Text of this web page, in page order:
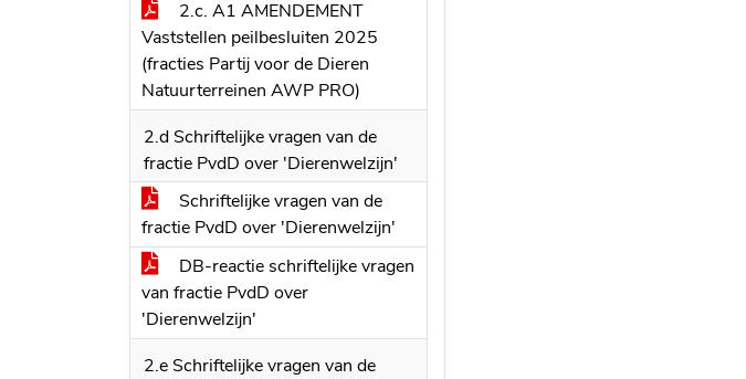
2.c. A1 AMENDEMENT
Vaststellen peilbesluiten 2025
(fracties Partij voor de Dieren
Natuurterreinen AWP PRO)
2.d Schriftelijke vragen van de
fractie PvdD over 'Dierenwelzijn'
Schriftelijke vragen van de
fractie PvdD over 'Dierenwelzijn'
DB-reactie schriftelijke vragen
van fractie PvdD over
'Dierenwelzijn'
2.e Schriftelijke vragen van de